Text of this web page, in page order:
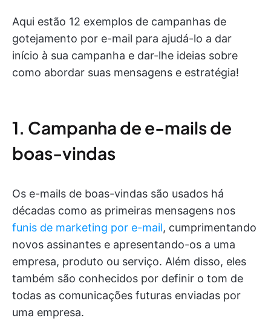
Aqui estão 12 exemplos de campanhas de
gotejamento por e-mail para ajudá-lo a dar
início à sua campanha e dar-lhe ideias sobre
como abordar suas mensagens e estratégia!
1. Campanha de e-mails de
boas-vindas
Os e-mails de boas-vindas são usados há
décadas como as primeiras mensagens nos
funis de marketing por e-mail, cumprimentando
novos assinantes e apresentando-os a uma
empresa, produto ou serviço. Além disso, eles
também são conhecidos por definir o tom de
todas as comunicações futuras enviadas por
uma empresa.